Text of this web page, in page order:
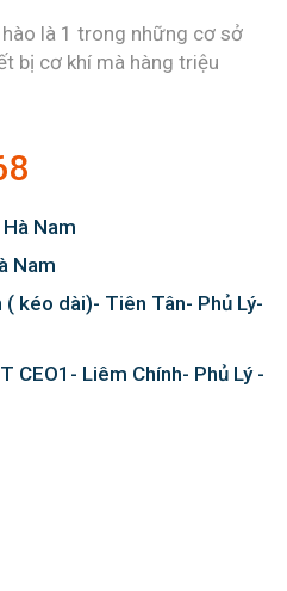
là 1 trong những cơ sở
bị cơ khí mà hàng triệu
Nam
Nam
kéo dài)- Tiên Tân- Phủ Lý-
CEO1- Liêm Chính- Phủ Lý -